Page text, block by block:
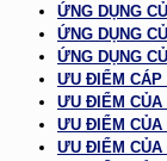
ỨNG DỤNG
ỨNG DỤNG
ỨNG DỤNG
ƯU ĐIỂM CÁP
ƯU ĐIỂM CỦA
ƯU ĐIỂM CỦA
ƯU ĐIỂM CỦA